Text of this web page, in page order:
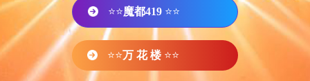
⭐⭐魔都419 ⭐⭐
⭐⭐万 花 楼 ⭐⭐